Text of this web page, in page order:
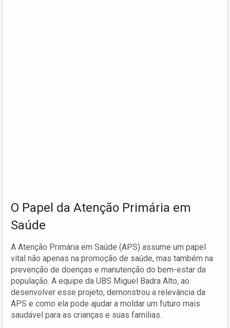
O Papel da Atenção Primária em
Saúde
A Atenção Primária em Saúde (APS) assume um papel
vital não apenas na promoção de saúde, mas também na
prevenção de doenças e manutenção do bem-estar da
população. A equipe da UBS Miguel Badra Alto, ao
desenvolver esse projeto, demonstrou a relevância da
APS e como ela pode ajudar a moldar um futuro mais
saudável para as crianças e suas famílias.